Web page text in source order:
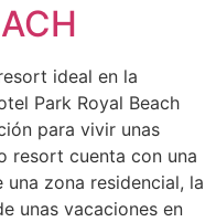
ideal en la
Park Royal Beach
para vivir unas
resort cuenta con una
zona residencial, la
unas vacaciones en